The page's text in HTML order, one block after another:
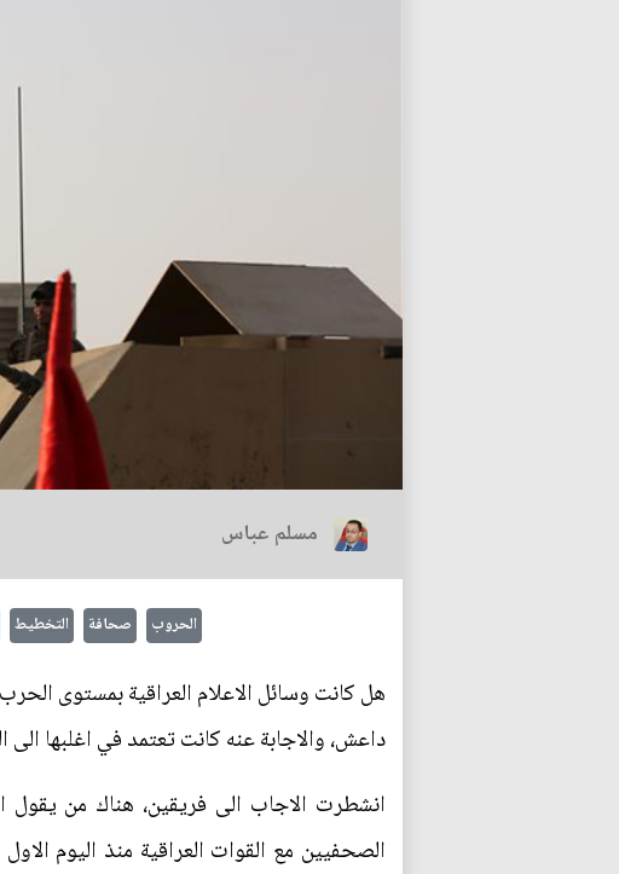
مسلم عباس
الحروب صحافة التخطيط
هل كانت وسائل الاعلام العراقية بمستوى
داعش، والاجابة عنه كانت تعتمد في اغلبها
انشطرت الاجاب الى فريقين، هناك من يقول
الصحفيين مع القوات العراقية منذ اليوم